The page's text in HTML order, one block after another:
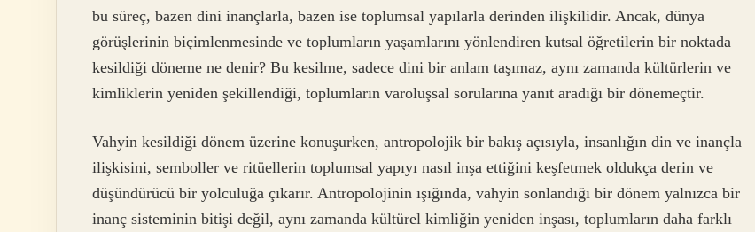
bu süreç, bazen dini inançlarla, bazen ise toplumsal yapılarla derinden ilişkilidir. Ancak, dünya
görüşlerinin biçimlenmesinde ve toplumların yaşamlarını yönlendiren kutsal öğretilerin bir noktada
kesildiği döneme ne denir? Bu kesilme, sadece dini bir anlam taşımaz, aynı zamanda kültürlerin ve
kimliklerin yeniden şekillendiği, toplumların varoluşsal sorularına yanıt aradığı bir dönemeçtir.
Vahyin kesildiği dönem üzerine konuşurken, antropolojik bir bakış açısıyla, insanlığın din ve inançla
ilişkisini, semboller ve ritüellerin toplumsal yapıyı nasıl inşa ettiğini keşfetmek oldukça derin ve
düşündürücü bir yolculuğa çıkarır. Antropolojinin ışığında, vahyin sonlandığı bir dönem yalnızca bir
inanç sisteminin bitişi değil, aynı zamanda kültürel kimliğin yeniden inşası, toplumların daha farklı